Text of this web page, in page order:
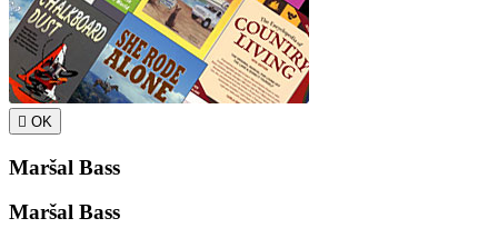
 OK
Maršal Bass
Maršal Bass